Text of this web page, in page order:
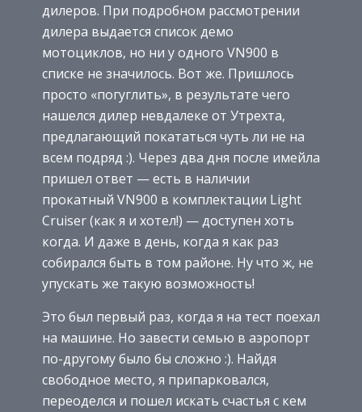
дилеров. При подробном рассмотрении
дилера выдается список демо
мотоциклов, но ни у одного VN900 в
списке не значилось. Вот же. Пришлось
просто «погуглить», в результате чего
нашелся дилер невдалеке от Утрехта,
предлагающий покататься чуть ли не на
всем подряд :). Через два дня после имейла
пришел ответ — есть в наличии
прокатный VN900 в комплектации Light
Cruiser (как я и хотел!) — доступен хоть
когда. И даже в день, когда я как раз
собирался быть в том районе. Ну что ж, не
упускать же такую возможность!
Это был первый раз, когда я на тест поехал
на машине. Но завести семью в аэропорт
по-другому было бы сложно :). Найдя
свободное место, я припарковался,
переоделся и пошел искать счастья с кем